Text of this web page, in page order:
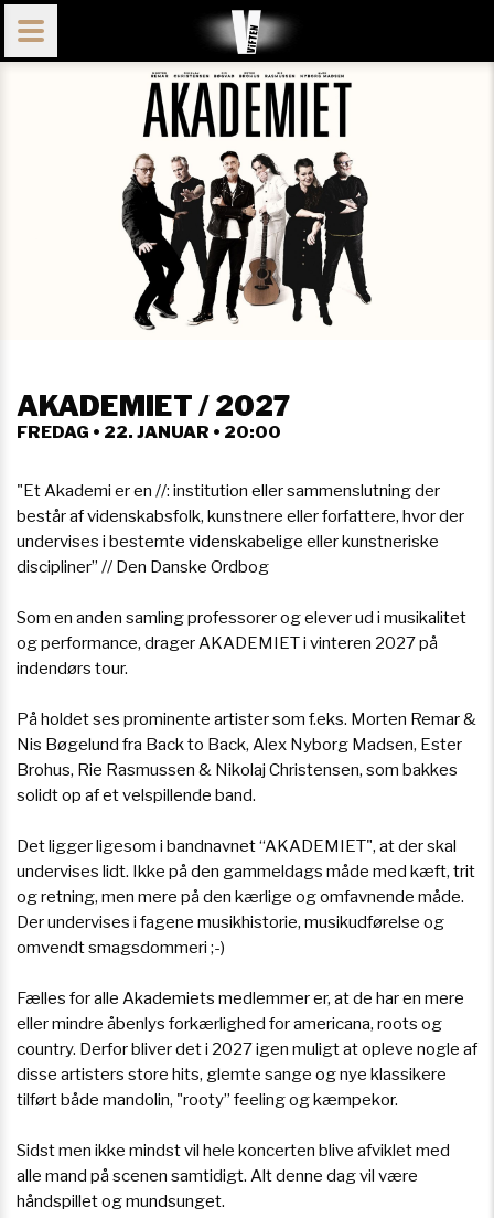
AKADEMIET / 2027
FREDAG • 22. JANUAR • 20:00
"Et Akademi er en //: institution eller sammenslutning der
består af videnskabsfolk, kunstnere eller forfattere, hvor der
undervises i bestemte videnskabelige eller kunstneriske
discipliner” // Den Danske Ordbog
Som en anden samling professorer og elever ud i musikalitet
og performance, drager AKADEMIET i vinteren 2027 på
indendørs tour.
På holdet ses prominente artister som f.eks. Morten Remar &
Nis Bøgelund fra Back to Back, Alex Nyborg Madsen, Ester
Brohus, Rie Rasmussen & Nikolaj Christensen, som bakkes
solidt op af et velspillende band.
Det ligger ligesom i bandnavnet “AKADEMIET", at der skal
undervises lidt. Ikke på den gammeldags måde med kæft, trit
og retning, men mere på den kærlige og omfavnende måde.
Der undervises i fagene musikhistorie, musikudførelse og
omvendt smagsdommeri ;-)
Fælles for alle Akademiets medlemmer er, at de har en mere
eller mindre åbenlys forkærlighed for americana, roots og
country. Derfor bliver det i 2027 igen muligt at opleve nogle af
disse artisters store hits, glemte sange og nye klassikere
tilført både mandolin, "rooty” feeling og kæmpekor.
Sidst men ikke mindst vil hele koncerten blive afviklet med
alle mand på scenen samtidigt. Alt denne dag vil være
håndspillet og mundsunget.